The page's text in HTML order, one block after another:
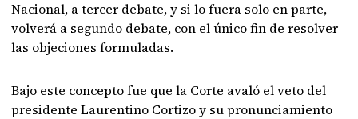
Nacional, a tercer debate, y si lo fuera solo en parte,
volverá a segundo debate, con el único fin de resolver
las objeciones formuladas.
Bajo este concepto fue que la Corte avaló el veto del
presidente Laurentino Cortizo y su pronunciamiento